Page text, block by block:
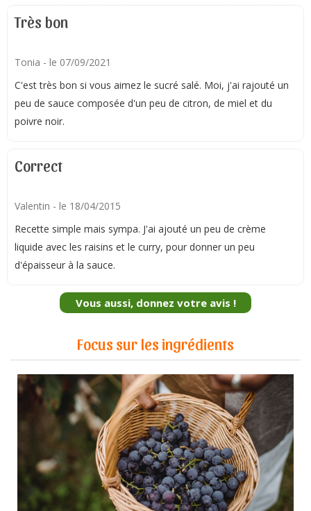
Très bon
Tonia - le 07/09/2021
C'est très bon si vous aimez le sucré salé. Moi, j'ai rajouté un
peu de sauce composée d'un peu de citron, de miel et du
poivre noir.
Correct
Valentin - le 18/04/2015
Recette simple mais sympa. J'ai ajouté un peu de crème
liquide avec les raisins et le curry, pour donner un peu
d'épaisseur à la sauce.
Vous aussi, donnez votre avis !
Focus sur les ingrédients